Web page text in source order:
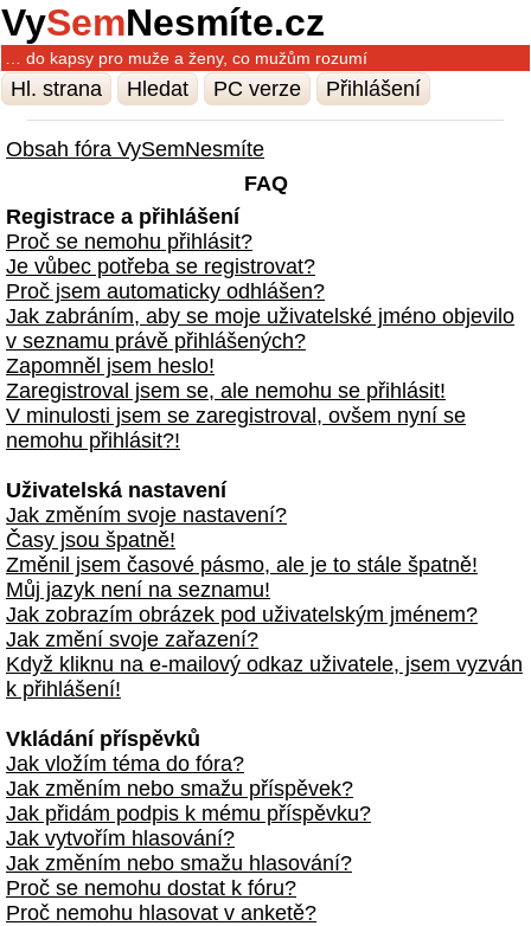
VySemNesmíte.cz
… do kapsy pro muže a ženy, co mužům rozumí
Hl. strana Hledat PC verze Přihlášení
Obsah fóra VySemNesmíte
FAQ
Registrace a přihlášení
Proč se nemohu přihlásit?
Je vůbec potřeba se registrovat?
Proč jsem automaticky odhlášen?
Jak zabráním, aby se moje uživatelské jméno objevilo
v seznamu právě přihlášených?
Zapomněl jsem heslo!
Zaregistroval jsem se, ale nemohu se přihlásit!
V minulosti jsem se zaregistroval, ovšem nyní se
nemohu přihlásit?!
Uživatelská nastavení
Jak změním svoje nastavení?
Časy jsou špatně!
Změnil jsem časové pásmo, ale je to stále špatně!
Můj jazyk není na seznamu!
Jak zobrazím obrázek pod uživatelským jménem?
Jak změní svoje zařazení?
Když kliknu na e-mailový odkaz uživatele, jsem vyzván
k přihlášení!
Vkládání příspěvků
Jak vložím téma do fóra?
Jak změním nebo smažu příspěvek?
Jak přidám podpis k mému příspěvku?
Jak vytvořím hlasování?
Jak změním nebo smažu hlasování?
Proč se nemohu dostat k fóru?
Proč nemohu hlasovat v anketě?